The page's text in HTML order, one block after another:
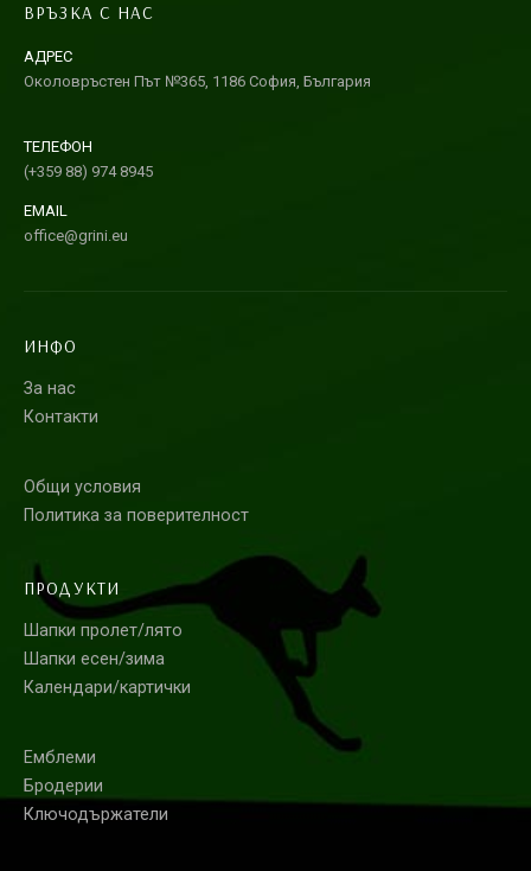
ВРЪЗКА С НАС
АДРЕС
Околовръстен Път №365, 1186 София, България
ТЕЛЕФОН
(+359 88) 974 8945
EMAIL
office@grini.eu
ИНФО
За нас
Контакти
Общи условия
Политика за поверителност
ПРОДУКТИ
Шапки пролет/лято
Шапки есен/зима
Календари/картички
Емблеми
Бродерии
Ключодържатели